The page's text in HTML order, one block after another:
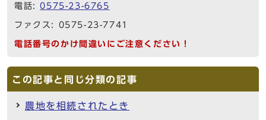
電話:0575-23-6765
ファクス: 0575-23-7741
電話番号のかけ間違いにご注意ください！
この記事と同じ分類の記事
農地を相続されたとき